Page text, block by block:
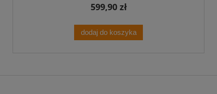
599,90 zł
dodaj do koszyka